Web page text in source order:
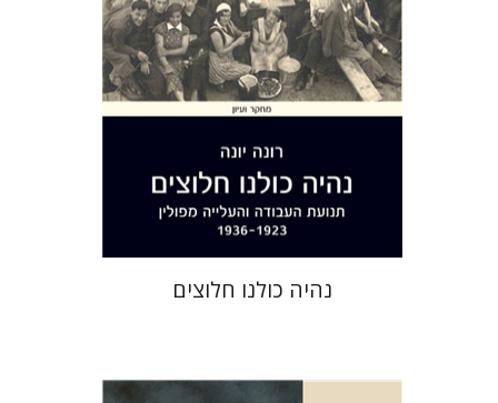
הנחת אתר ספר מודפס
$39
$35
נהיה כולנו חלוצים